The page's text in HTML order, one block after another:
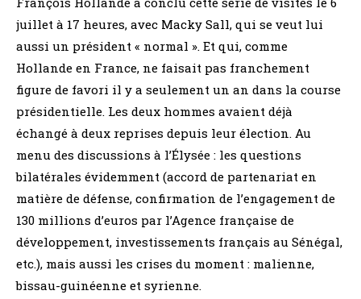
juillet à 17 heures, avec Macky Sall, qui se veut lui
aussi un président « normal ». Et qui, comme
Hollande en France, ne faisait pas franchement
figure de favori il y a seulement un an dans la course
présidentielle. Les deux hommes avaient déjà
échangé à deux reprises depuis leur élection. Au
menu des discussions à l’Élysée : les questions
bilatérales évidemment (accord de partenariat en
matière de défense, confirmation de l’engagement de
130 millions d’euros par l’Agence française de
développement, investissements français au Sénégal,
etc.), mais aussi les crises du moment : malienne,
bissau-guinéenne et syrienne.